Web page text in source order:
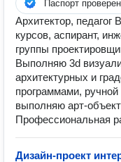
Паспорт проверен
Архитектор,
курсов, аспирант,
группы
Выполняю 3d
архитектурных и
программами,
выполняю арт-
Профессиональная
Дизайн-проект